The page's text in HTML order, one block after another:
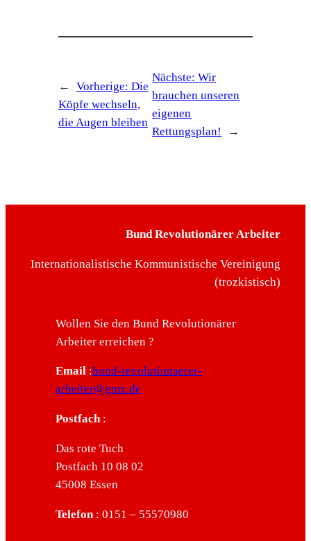
← Vorherige: Die
Köpfe wechseln,
die Augen bleiben
Nächste:Wir
brauchen unseren
eigenen
Rettungsplan!
→
Bund Revolutionärer Arbeiter
Internationalistische Kommunistische Vereinigung
(trozkistisch)
Wollen Sie den Bund Revolutionärer
Arbeiter erreichen ?
Email:bund-revolutionaerer-
arbeiter@gmx.de
Postfach:
Das rote Tuch
Postfach 10 08 02
45008 Essen
Telefon: 0151 – 55570980